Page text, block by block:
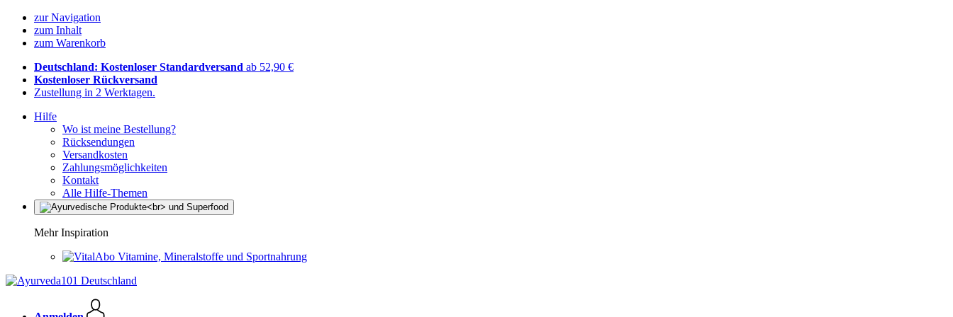
zur Navigation
zum Inhalt
zum Warenkorb
Deutschland: Kostenloser Standardversand ab 52,90 €
Kostenloser Rückversand
Zustellung in 2 Werktagen.
Hilfe
Wo ist meine Bestellung?
Rücksendungen
Versandkosten
Zahlungsmöglichkeiten
Kontakt
Alle Hilfe-Themen
Mehr Inspiration
Vitamine, Mineralstoffe und Sportnahrung